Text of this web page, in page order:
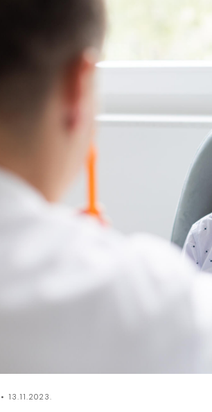
13.11.2023.